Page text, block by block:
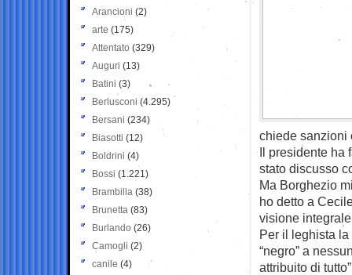
chiede sanzioni
Il presidente ha
stato discusso
Ma Borghezio
ho detto a
visione
Per il leghista la
“negro” a
attribuito di
Arancioni (2)
arte (175)
Attentato (329)
Auguri (13)
Batini (3)
Berlusconi (4.295)
Bersani (234)
Biasotti (12)
Boldrini (4)
Bossi (1.221)
Brambilla (38)
Brunetta (83)
Burlando (26)
Camogli (2)
canile (4)